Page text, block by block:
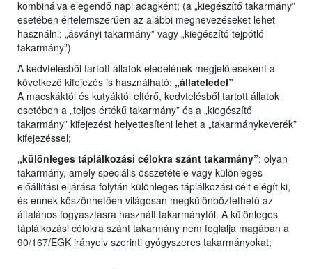
kombinálva elegendő napi adagként; (a „kiegészítő takarmány”
esetében értelemszerűen az alábbi megnevezéseket lehet
használni: „ásványi takarmány” vagy „kiegészítő tejpótló
takarmány”)
A kedvtelésből tartott állatok eledelének megjelöléseként a
következő kifejezés is használható: „állateledel”
A macskáktól és kutyáktól eltérő, kedvtelésből tartott állatok
esetében a „teljes értékű takarmány” és a „kiegészítő
takarmány” kifejezést helyettesíteni lehet a „takarmánykeverék”
kifejezéssel;
„különleges táplálkozási célokra szánt takarmány”: olyan
takarmány, amely speciális összetétele vagy különleges
előállítási eljárása folytán különleges táplálkozási célt elégít ki,
és ennek köszönhetően világosan megkülönböztethető az
általános fogyasztásra használt takarmánytól. A különleges
táplálkozási célokra szánt takarmány nem foglalja magában a
90/167/EGK irányelv szerinti gyógyszeres takarmányokat;